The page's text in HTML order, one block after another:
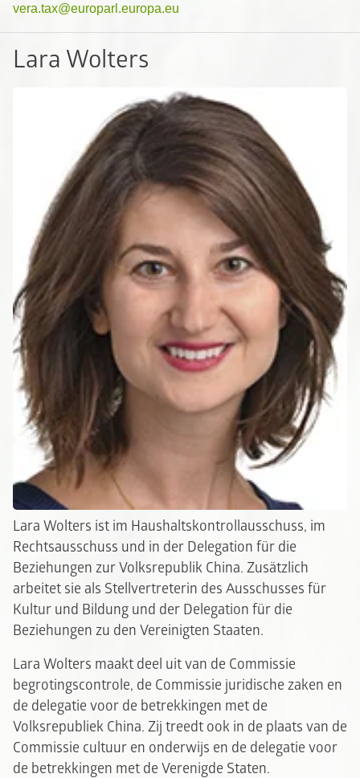
vera.tax@europarl.europa.eu
Lara Wolters
Lara Wolters ist im Haushaltskontrollausschuss, im
Rechtsausschuss und in der Delegation für die
Beziehungen zur Volksrepublik China. Zusätzlich
arbeitet sie als Stellvertreterin des Ausschusses für
Kultur und Bildung und der Delegation für die
Beziehungen zu den Vereinigten Staaten.
Lara Wolters maakt deel uit van de Commissie
begrotingscontrole, de Commissie juridische zaken en
de delegatie voor de betrekkingen met de
Volksrepubliek China. Zij treedt ook in de plaats van de
Commissie cultuur en onderwijs en de delegatie voor
de betrekkingen met de Verenigde Staten.